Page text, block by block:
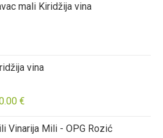
mali Kiridžija vina
vina
€
Vinarija Mili - OPG Rozić